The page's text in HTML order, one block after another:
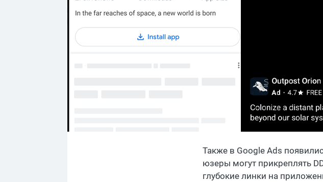
Также в Google Ads
юзеры могут прикреплять
глубокие линки на